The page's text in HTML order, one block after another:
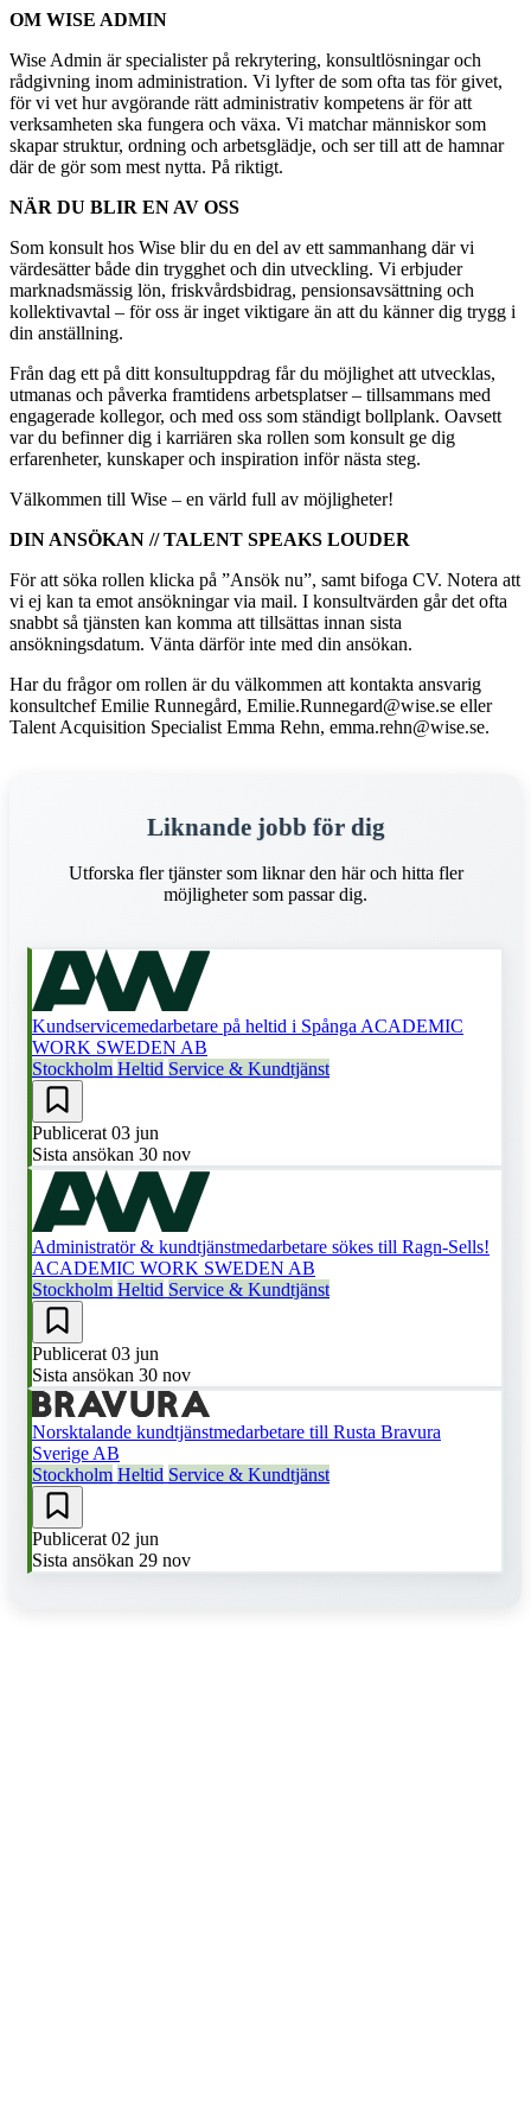
OM WISE ADMIN
Wise Admin är specialister på rekrytering, konsultlösningar och
rådgivning inom administration. Vi lyfter de som ofta tas för givet,
för vi vet hur avgörande rätt administrativ kompetens är för att
verksamheten ska fungera och växa. Vi matchar människor som
skapar struktur, ordning och arbetsglädje, och ser till att de hamnar
där de gör som mest nytta. På riktigt.
NÄR DU BLIR EN AV OSS
Som konsult hos Wise blir du en del av ett sammanhang där vi
värdesätter både din trygghet och din utveckling. Vi erbjuder
marknadsmässig lön, friskvårdsbidrag, pensionsavsättning och
kollektivavtal – för oss är inget viktigare än att du känner dig trygg i
din anställning.
Från dag ett på ditt konsultuppdrag får du möjlighet att utvecklas,
utmanas och påverka framtidens arbetsplatser – tillsammans med
engagerade kollegor, och med oss som ständigt bollplank. Oavsett
var du befinner dig i karriären ska rollen som konsult ge dig
erfarenheter, kunskaper och inspiration inför nästa steg.
Välkommen till Wise – en värld full av möjligheter!
DIN ANSÖKAN // TALENT SPEAKS LOUDER
För att söka rollen klicka på ”Ansök nu”, samt bifoga CV. Notera att
vi ej kan ta emot ansökningar via mail. I konsultvärden går det ofta
snabbt så tjänsten kan komma att tillsättas innan sista
ansökningsdatum. Vänta därför inte med din ansökan.
Har du frågor om rollen är du välkommen att kontakta ansvarig
konsultchef Emilie Runnegård, Emilie.Runnegard@wise.se eller
Talent Acquisition Specialist Emma Rehn, emma.rehn@wise.se.
Liknande jobb för dig
Utforska fler tjänster som liknar den här och hitta fler
möjligheter som passar dig.
Kundservicemedarbetare på heltid i Spånga ACADEMIC
WORK SWEDEN AB
Stockholm Heltid Service & Kundtjänst
Publicerat 03 jun
Sista ansökan 30 nov
Administratör & kundtjänstmedarbetare sökes till Ragn-Sells!
ACADEMIC WORK SWEDEN AB
Stockholm Heltid Service & Kundtjänst
Publicerat 03 jun
Sista ansökan 30 nov
Norsktalande kundtjänstmedarbetare till Rusta Bravura
Sverige AB
Stockholm Heltid Service & Kundtjänst
Publicerat 02 jun
Sista ansökan 29 nov